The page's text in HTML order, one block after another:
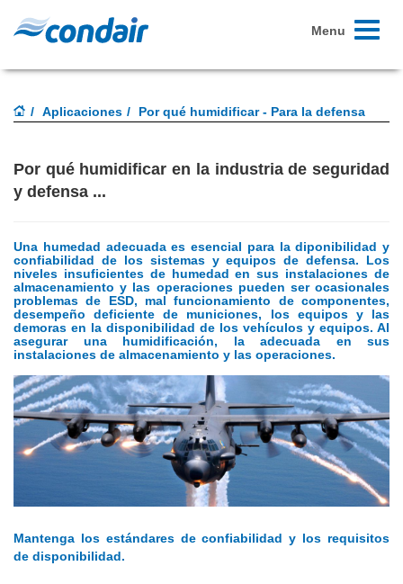
Toggle
Menu
Aplicaciones Por qué humidificar - Para la defensa
Por qué humidificar en la industria de seguridad
y defensa ...
Una humedad adecuada es esencial para la diponibilidad y
confiabilidad de los sistemas y equipos de defensa. Los
niveles insuficientes de humedad en sus instalaciones de
almacenamiento y las operaciones pueden ser ocasionales
problemas de ESD, mal funcionamiento de componentes,
desempeño deficiente de municiones, los equipos y las
demoras en la disponibilidad de los vehículos y equipos. Al
asegurar una humidificación, la adecuada en sus
instalaciones de almacenamiento y las operaciones.
Mantenga los estándares de confiabilidad y los requisitos
de disponibilidad.